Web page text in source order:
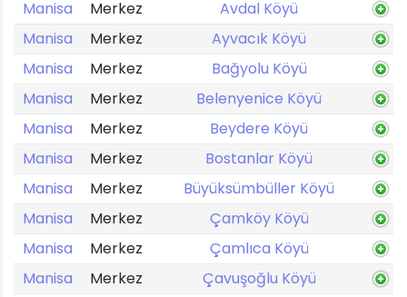
Manisa
Merkez
Avdal Köyü
Manisa
Merkez
Ayvacık Köyü
Manisa
Merkez
Bağyolu Köyü
Manisa
Merkez
Belenyenice Köyü
Manisa
Merkez
Beydere Köyü
Manisa
Merkez
Bostanlar Köyü
Manisa
Merkez
Büyüksümbüller Köyü
Manisa
Merkez
Çamköy Köyü
Manisa
Merkez
Çamlıca Köyü
Manisa
Merkez
Çavuşoğlu Köyü